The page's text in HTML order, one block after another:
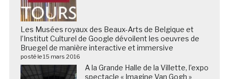
Les Musées royaux des Beaux-Arts de Belgique et
l’Institut Culturel de Google dévoilent les oeuvres de
Bruegel de manière interactive et immersive
posté le 15 mars 2016
A la Grande Halle de la Villette, l’expo
spectacle « Imagine Van Gogh »